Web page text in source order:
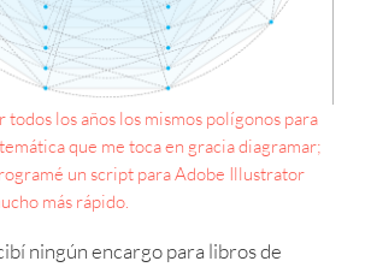
los años los mismos polígonos para
que me toca en gracia diagramar;
un script para Adobe Illustrator
más rápido.
ningún encargo para libros de